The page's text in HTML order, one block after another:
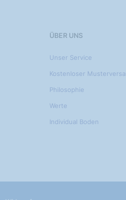
ÜBER UNS
Unser Service
Kostenloser
Philosophie
Werte
Individual Boden